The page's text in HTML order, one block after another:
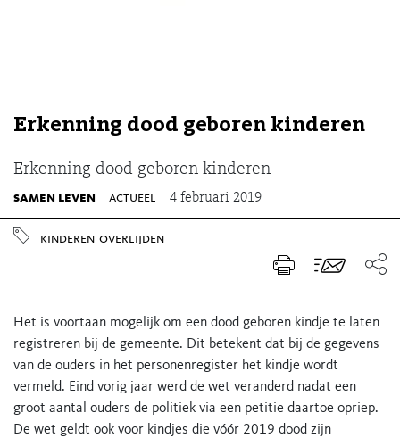
Erkenning dood geboren kinderen
Erkenning dood geboren kinderen
samen leven actueel 4 februari 2019
kinderen overlijden
Het is voortaan mogelijk om een dood geboren kindje te laten
registreren bij de gemeente. Dit betekent dat bij de gegevens
van de ouders in het personenregister het kindje wordt
vermeld. Eind vorig jaar werd de wet veranderd nadat een
groot aantal ouders de politiek via een petitie daartoe opriep.
De wet geldt ook voor kindjes die vóór 2019 dood zijn